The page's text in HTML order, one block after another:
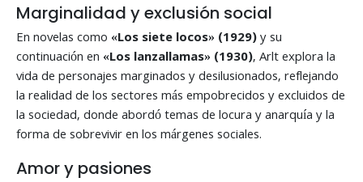
Marginalidad y exclusión social
En novelas como «Los siete locos» (1929)y su
continuación en «Los lanzallamas» (1930), Arlt explora la
vida de personajes marginados y desilusionados, reflejando
la realidad de los sectores más empobrecidos y excluidos de
la sociedad, donde abordó temas de locura y anarquía y la
forma de sobrevivir en los márgenes sociales.
Amor y pasiones